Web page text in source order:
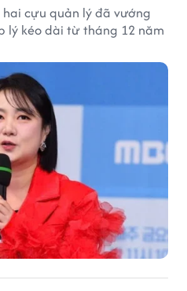
hai cựu quản lý đã vướng
lý kéo dài từ tháng 12 năm